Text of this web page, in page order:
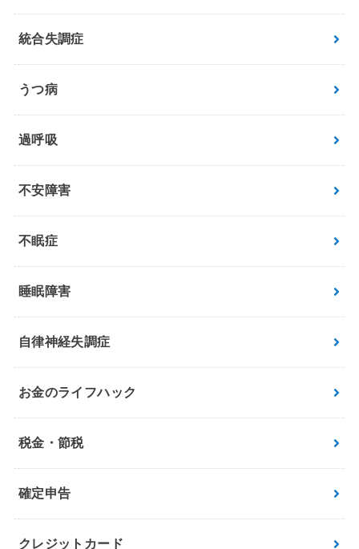
統合失調症
うつ病
過呼吸
不安障害
不眠症
睡眠障害
自律神経失調症
お金のライフハック
税金・節税
確定申告
クレジットカード